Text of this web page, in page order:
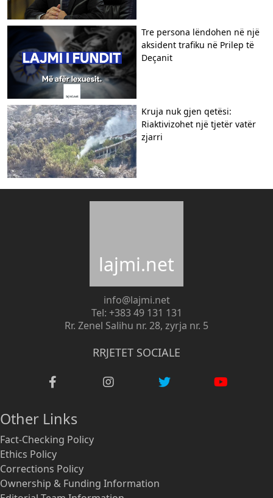
Tre persona lëndohen në një
aksident trafiku në Prilep të
Deçanit
Kruja nuk gjen qetësi:
Riaktivizohet një tjetër vatër
zjarri
lajmi.net
info@lajmi.net
Tel: +383 49 131 131
Rr. Zenel Salihu nr. 28, zyrja nr. 5
RRJETET SOCIALE
Other Links
Fact-Checking Policy
Ethics Policy
Corrections Policy
Ownership & Funding Information